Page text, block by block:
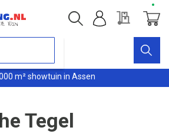
m² showtuin in Assen
Offerte
Tegel